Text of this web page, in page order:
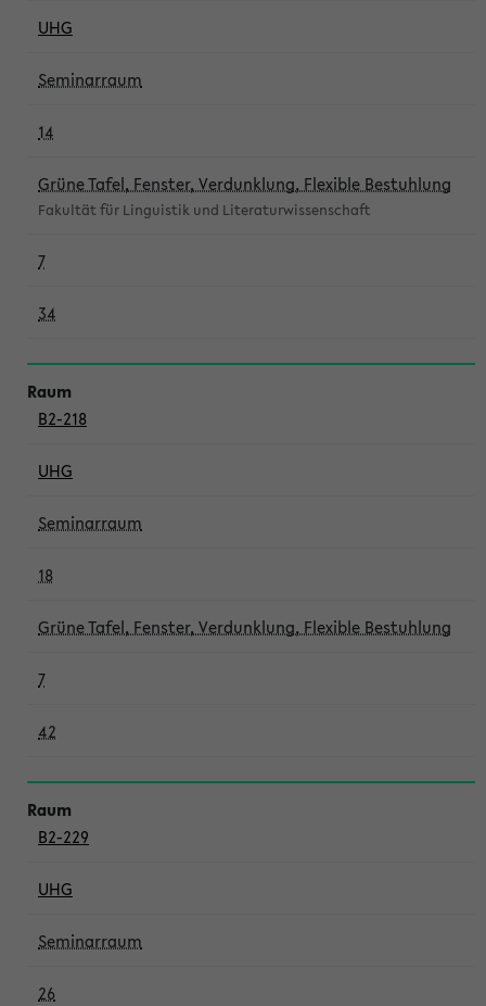
UHG
Seminarraum
14
Grüne Tafel, Fenster, Verdunklung, Flexible Bestuhlung
Fakultät für Linguistik und Literaturwissenschaft
7
34
B2-218
UHG
Seminarraum
18
Grüne Tafel, Fenster, Verdunklung, Flexible Bestuhlung
7
42
B2-229
UHG
Seminarraum
26